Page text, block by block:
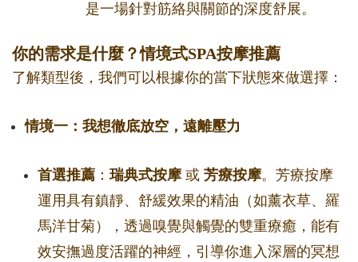
是一場針對筋絡與關節的深度舒展。
你的需求是什麼？情境式SPA按摩推薦
了解類型後，我們可以根據你的當下狀態來做選擇：
情境一：我想徹底放空，遠離壓力
首選推薦 ： 瑞典式按摩或 芳療按摩。芳療按摩
運用具有鎮靜、舒緩效果的精油（如薰衣草、羅
馬洋甘菊），透過嗅覺與觸覺的雙重療癒，能有
效安撫過度活躍的神經，引導你進入深層的冥想